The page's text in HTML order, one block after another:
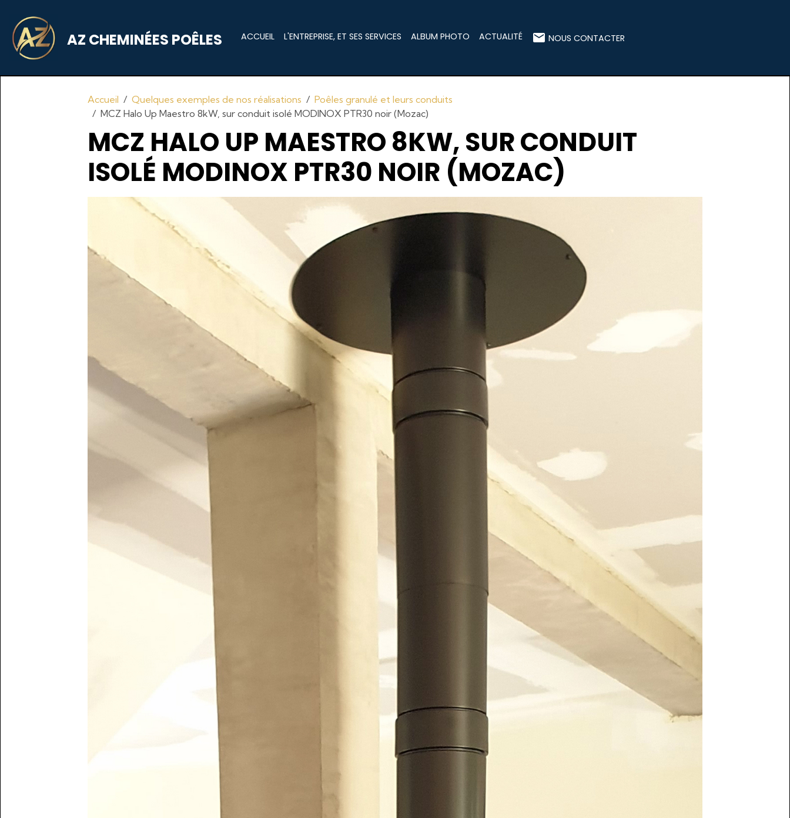
AZ CHEMINÉES POÊLES ACCUEIL L'ENTREPRISE, ET SES SERVICES ALBUM PHOTO ACTUALITÉ NOUS CONTACTER
Accueil Quelques exemples de nos réalisations
Poêles granulé et leurs conduits
MCZ Halo Up Maestro 8kW, sur conduit isolé MODINOX PTR30 noir (Mozac)
MCZ HALO UP MAESTRO 8KW, SUR CONDUIT
ISOLÉ MODINOX PTR30 NOIR (MOZAC)